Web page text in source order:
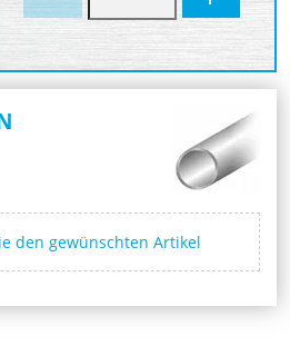
den gewünschten Artikel